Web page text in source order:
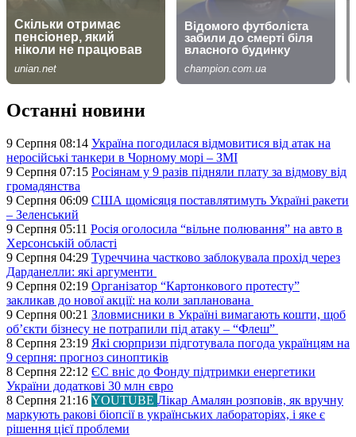
Останні новини
9 Серпня 08:14 Україна погодилася відмовитися від атак на
неросійські танкери в Чорному морі – ЗМІ
9 Серпня 07:15 Росіянам у 9 разів підняли плату за відмову від
громадянства
9 Серпня 06:09 США щомісяця поставлятимуть Україні ракети
– Зеленський
9 Серпня 05:11 Росія оголосила “вільне полювання” на авто в
Херсонській області
9 Серпня 04:29 Туреччина частково заблокувала прохід через
Дарданелли: які аргументи
9 Серпня 02:19 Організатор “Картонкового протесту”
закликав до нової акції: на коли запланована
9 Серпня 00:21 Зловмисники в Україні вимагають кошти, щоб
об’єкти бізнесу не потрапили під атаку – “Флеш”
8 Серпня 23:19 Які сюрпризи підготувала погода українцям на
9 серпня: прогноз синоптиків
8 Серпня 22:12 ЄС вніс до Фонду підтримки енергетики
України додаткові 30 млн євро
8 Серпня 21:16 YOUTUBE Лікар Амалян розповів, як вручну
маркують ракові біопсії в українських лабораторіях, і яке є
рішення цієї проблеми